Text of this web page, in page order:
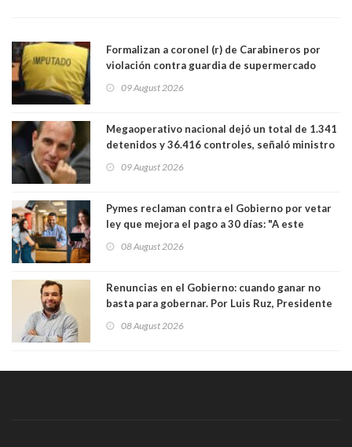
Formalizan a coronel (r) de Carabineros por
violación contra guardia de supermercado
09 August 2026
Megaoperativo nacional dejó un total de 1.341
detenidos y 36.416 controles, señaló ministro
09 August 2026
Pymes reclaman contra el Gobierno por vetar
ley que mejora el pago a 30 días: "A este
medianas empresas"
08 August 2026
Renuncias en el Gobierno: cuando ganar no
basta para gobernar. Por Luis Ruz, Presidente
08 August 2026